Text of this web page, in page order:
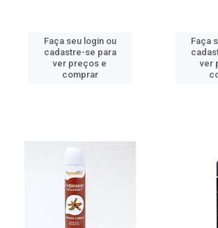
Faça seu login ou
cadastre-se para
ver preços e
comprar
Faça
ver